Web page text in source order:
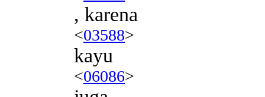
, karena
<03588>
kayu
<06086>